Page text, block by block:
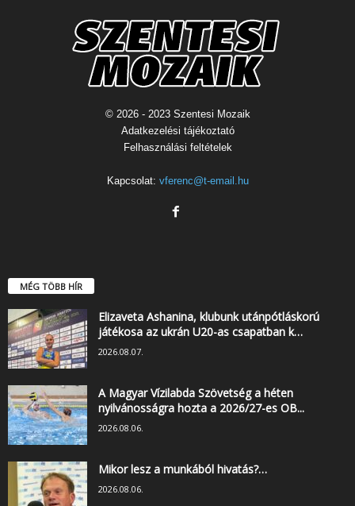
© 2026 - 2023 Szentesi Mozaik
Adatkezelési tájékoztató
Felhasználási feltételek
Kapcsolat: vferenc@t-email.hu
MÉG TÖBB HÍR
Elizaveta Ashanina, klubunk utánpótláskorú
játékosa az ukrán U20-as csapatban k…
2026.08.07.
A Magyar Vízilabda Szövetség a héten
nyilvánosságra hozta a 2026/27-es OB...
2026.08.06.
Mikor lesz a munkából hivatás?…
2026.08.06.